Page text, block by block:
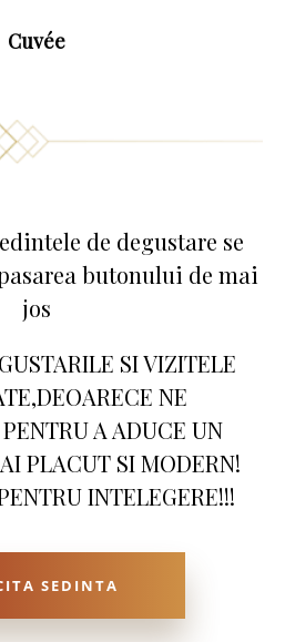
Cuvée
de degustare se
butonului de mai
jos
SI VIZITELE
NE
A ADUCE UN
PLACUT SI MODERN!
INTELEGERE!!!
SEDINTA